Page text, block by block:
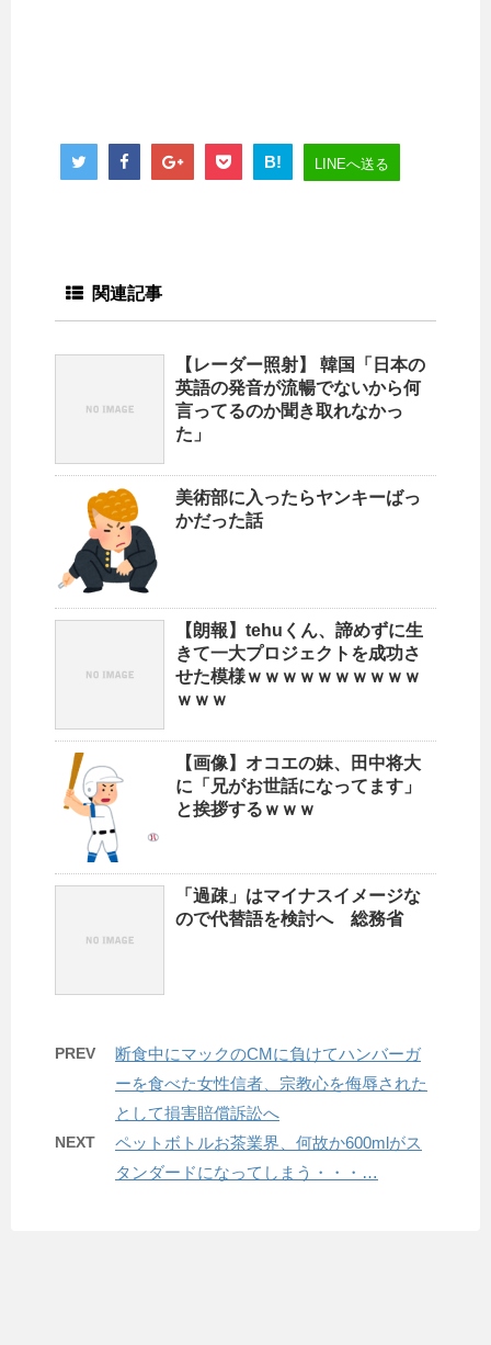
B! LINEへ送る
関連記事
【レーダー照射】 韓国「日本の
英語の発音が流暢でないから何
言ってるのか聞き取れなかっ
た」
美術部に入ったらヤンキーばっ
かだった話
【朗報】tehuくん、諦めずに生
きて一大プロジェクトを成功さ
せた模様ｗｗｗｗｗｗｗｗｗｗ
ｗｗｗ
【画像】オコエの妹、田中将大
に「兄がお世話になってます」
と挨拶するｗｗｗ
「過疎」はマイナスイメージな
ので代替語を検討へ 総務省
PREV
断食中にマックのCMに負けてハンバーガ
ーを食べた女性信者、宗教心を侮辱された
として損害賠償訴訟へ
NEXT
ペットボトルお茶業界、何故か600mlがス
タンダードになってしまう・・・…